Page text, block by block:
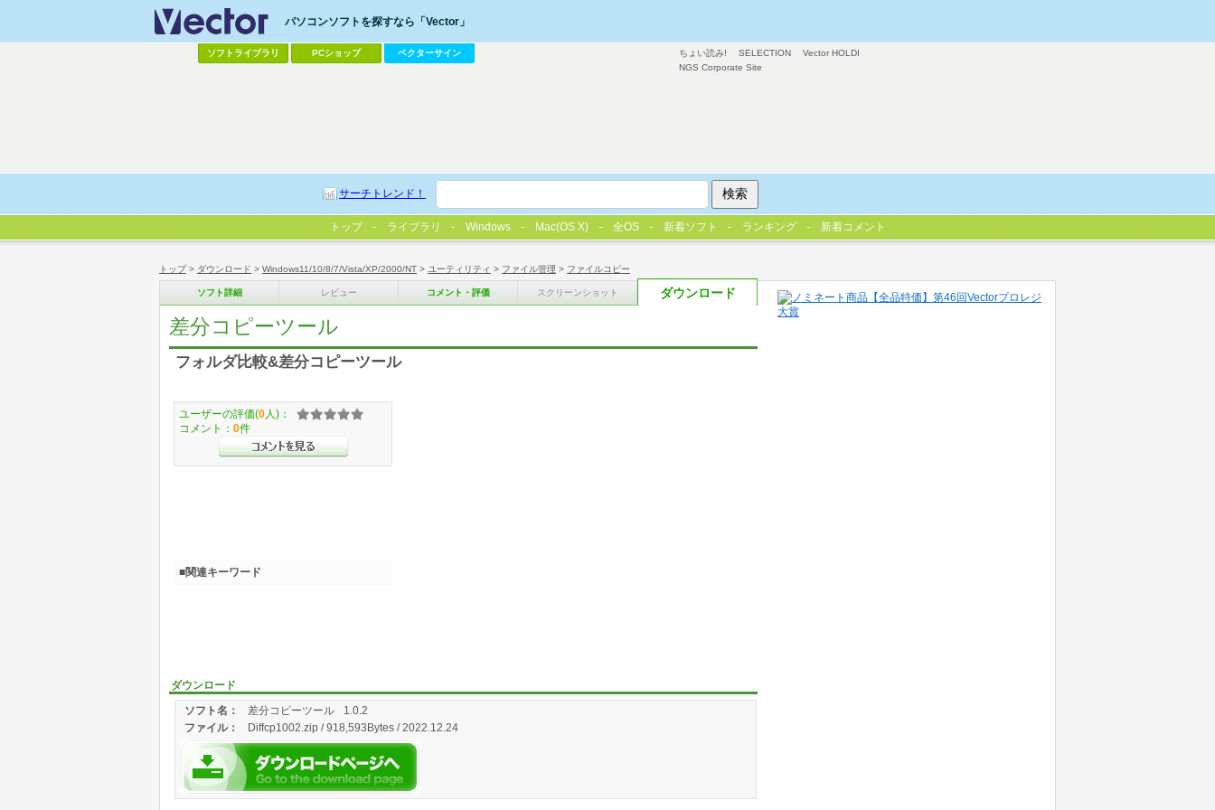
トップ> ダウンロード > Windows11/10/8/7/Vista/XP/2000/NT > ユーティリティ > ファイル管理 > ファイルコピー
ソフト詳細 レビュー コメント・評価 スクリーンショット ダウンロード
差分コピーツール
フォルダ比較&差分コピーツール
ダウンロード
ソフト名：
差分コピーツール 1.0.2
ファイル： Diffcp1002.zip / 918,593Bytes / 2022.12.24
ユーザーの評価(0 人)：
コメント： 0件
■関連キーワード
ちょい読み! SELECTION
Vector HOLDI
NGS Corporate Site
パソコンソフトを探すなら「Vector」
ソフトライブラリ PCショップ ベクターサイン
サーチトレンド！
トップ ライブラリ Windows Mac(OS X) 全OS 新着ソフト ランキング 新着コメント